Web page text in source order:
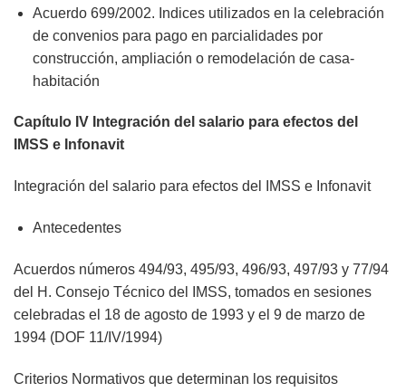
Acuerdo 699/2002. Indices utilizados en la celebración
de convenios para pago en parcialidades por
construcción, ampliación o remodelación de casa-
habitación
Capítulo IV Integración del salario para efectos del
IMSS e Infonavit
Integración del salario para efectos del IMSS e Infonavit
Antecedentes
Acuerdos números 494/93, 495/93, 496/93, 497/93 y 77/94
del H. Consejo Técnico del IMSS, tomados en sesiones
celebradas el 18 de agosto de 1993 y el 9 de marzo de
1994 (DOF 11/IV/1994)
Criterios Normativos que determinan los requisitos